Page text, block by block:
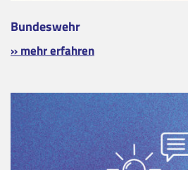
Bundeswehr
» mehr erfahren